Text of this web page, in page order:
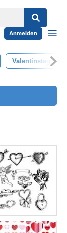
Anmelden
Valentinstag